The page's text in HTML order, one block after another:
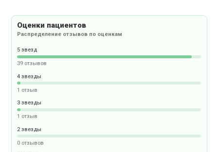
Оценки пациентов
Распределение отзывов по оценкам
5 звезд
39 отзывов
4 звезды
1 отзыв
3 звезды
1 отзыв
2 звезды
0 отзывов